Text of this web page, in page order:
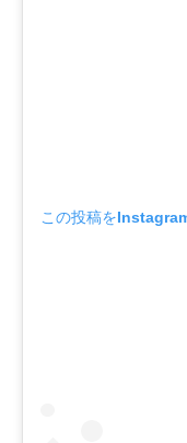
この投稿を